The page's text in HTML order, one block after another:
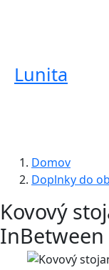
Lunita
Domov
Doplnky do
Kovový
InBetween